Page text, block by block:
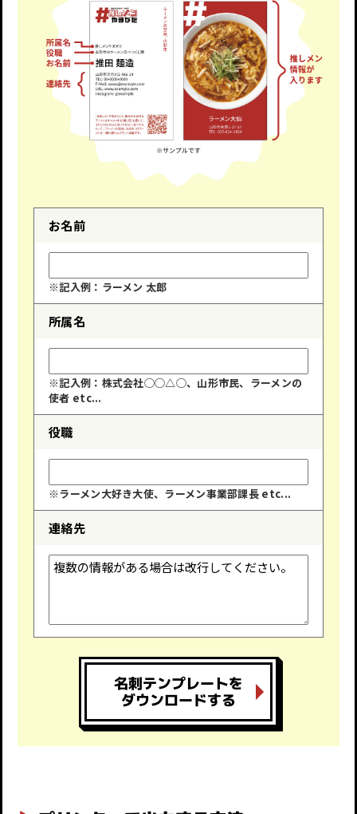
お名前
※記入例：ラーメン 太郎
所属名
※記入例：株式会社◯◯△◯、山形市民、ラーメンの
使者 etc...
役職
※ラーメン大好き大使、ラーメン事業部課長 etc...
連絡先
名刺テンプレートを
ダウンロードする